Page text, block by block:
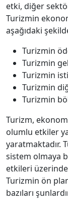
etki, diğer
Turizmin
aşağıdaki
Turizmin
Turizmin
Turizmin
Turizmin
Turizmin
Turizm,
olumlu etkiler
yaratmaktadır.
sistem olmaya
etkileri
Turizmin ön
bazıları